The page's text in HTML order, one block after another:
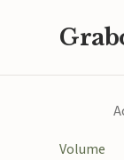
Volume